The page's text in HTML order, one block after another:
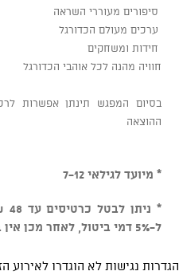
סיפורים מעוררי השראה
ערכים מעולם הכדורגל
חידות ומשחקים
חוויה מהנה לכל אוהבי הכדורגל
בסיום המפגש תינתן אפשרות
ההוצאה
* מיועד לגילאי 7-12
ל-5% דמי ביטול, לאחר מכן אין ביטולים
הגדרות נגישות לא הוגדרו לאירוע